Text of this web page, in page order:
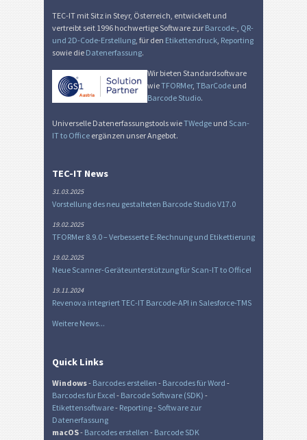
TEC-IT mit Sitz in Steyr, Österreich, entwickelt und
vertreibt seit 1996 hochwertige Software zur Barcode- QR-
und 2D-Code-Erstellung , für den Etikettendruck Reporting
sowie die Datenerfassung.
Wir bieten Standardsoftware
wieTFORMer,TBarCode und
Barcode Studio.
Universelle Datenerfassungstools wieTWedge und Scan-
IT to Office ergänzen unser Angebot.
TEC-IT News
31.03.2025
Vorstellung des neu gestalteten Barcode Studio V17.0
19.02.2025
TFORMer 8.9.0 – Verbesserte E-Rechnung und Etikettierung
19.02.2025
Neue Scanner-Geräteunterstützung für Scan-IT to Office!
19.11.2024
Revenova integriert TEC-IT Barcode-API in Salesforce-TMS
Weitere News...
Quick Links
Windows- Barcodes erstellen - Barcodes für Word -
Barcodes für Excel - Barcode Software (SDK) -
Etikettensoftware- Reporting- Software zur
Datenerfassung
macOS- Barcodes erstellen - Barcode SDK